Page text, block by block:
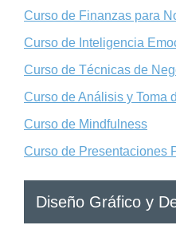
Curso de Finanzas para
Curso de Inteligencia
Curso de Técnicas de
Curso de Análisis y Toma
Curso de Mindfulness
Curso de Presentaciones
Diseño Gráfico y